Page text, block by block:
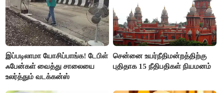
இப்படிலாமா யோசிப்பாங்க! டேபிள்
ஃபேன்கள் வைத்து சாலையை
உலர்த்தும் வடக்கன்ஸ்
சென்னை உயர்நீதிமன்றத்திற்கு
புதிதாக 15 நீதிபதிகள் நியமனம்